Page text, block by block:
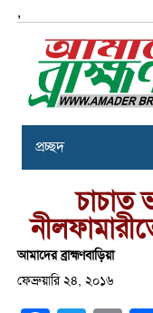
,
প্রচ্ছদ
চাচাত
আমাদের ব্রাহ্মণবাড়িয়া
ফেব্রুয়ারি ২৪, ২০১৬